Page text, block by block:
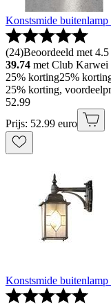
Konstsmide
(24)Beoordeeld met
39.74 met Club Karwei
25% korting25%
25% korting,
52.99
Prijs: 52.99 euro
Konstsmide